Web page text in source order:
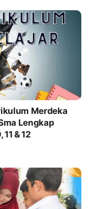
Merdeka
Lengkap
& 12